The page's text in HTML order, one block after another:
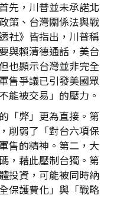
先，川普並未承諾北
策、台灣關係法與戰
社》皆指出，川普稱
與賴清德通話，美台
也顯示台灣並非完全
售爭議已引發美國眾
能被交易」的壓力。
「弊」更為直接。第
削弱了「對台六項保
售的精神。第二，大
，藉此壓制台獨。第
投資，可能被同時納
保護費化」與「戰略